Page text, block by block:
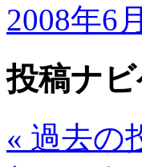
2008年6
投稿ナ
« 過去の